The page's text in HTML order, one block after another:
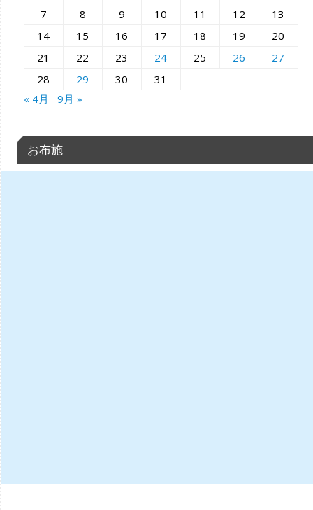
7
8 9 10 11 12
13
14
15 16 17 18 19
20
21
22 23 24 25 26
27
28
29 30
31
« 4月
9月 »
お布施